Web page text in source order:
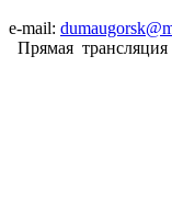
e-mail:
Прямая трансляция